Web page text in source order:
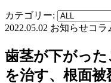
カテゴリー:
2022.05.02 お知らせコラ
歯茎が下がっ
を治す、根面